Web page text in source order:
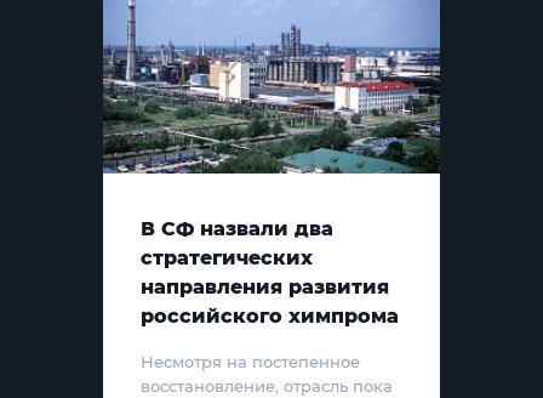
В СФ назвали два
стратегических
направления развития
российского химпрома
Несмотря на постепенное
восстановление, отрасль пока